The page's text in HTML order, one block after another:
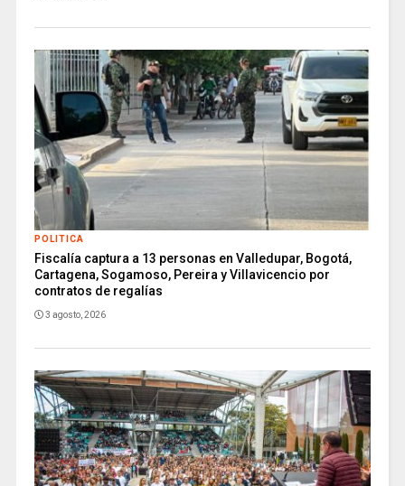
POLITICA
Fiscalía captura a 13 personas en Valledupar, Bogotá,
Cartagena, Sogamoso, Pereira y Villavicencio por
contratos de regalías
3 agosto, 2026